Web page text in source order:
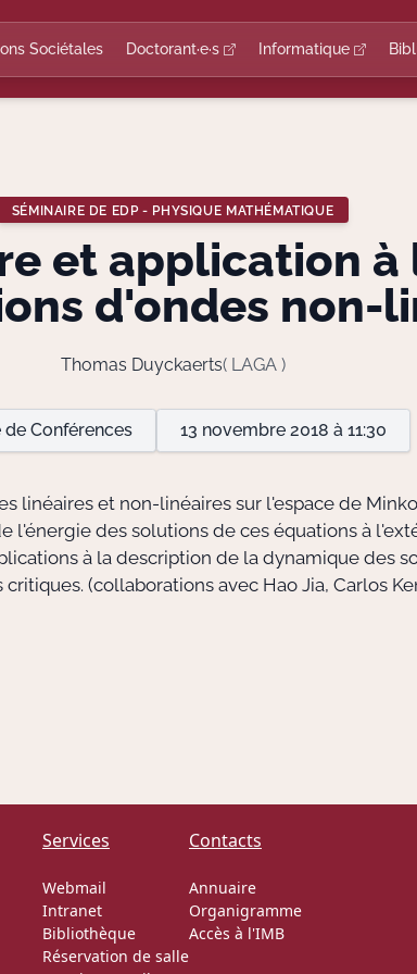
Sociétales Doctorant·e·s Informatique
SÉMINAIRE DE EDP - PHYSIQUE MATHÉMATIQUE
et application à
d'ondes non-
Thomas Duyckaerts( LAGA )
de Conférences 13 novembre 2018 à 11:30
linéaires et non-linéaires sur l'espace de
l'énergie des solutions de ces équations à
à la description de la dynamique des
(collaborations avec Hao Jia, Carlos
Services
Webmail
Intranet
Bibliothèque
Réservation de salle
Contacts
Annuaire
Organigramme
Accès à l'IMB